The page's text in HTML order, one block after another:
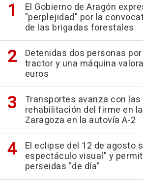
El Gobierno de Aragón
"perplejidad" por la
de las brigadas forestales
Detenidas dos personas
tractor y una máquina
euros
Transportes avanza con
rehabilitación del firme en
Zaragoza en la autovía A-2
El eclipse del 12 de agosto
espectáculo visual" y
perseidas "de día"